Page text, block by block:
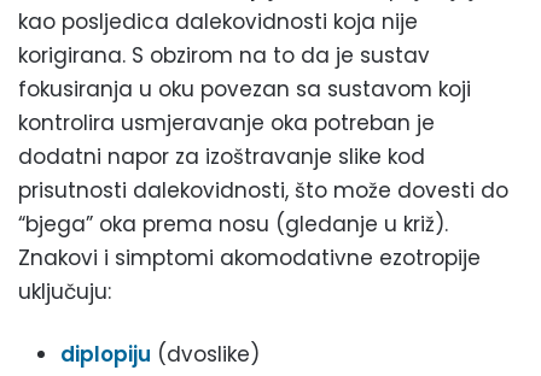
kao posljedica dalekovidnosti koja nije
korigirana. S obzirom na to da je sustav
fokusiranja u oku povezan sa sustavom koji
kontrolira usmjeravanje oka potreban je
dodatni napor za izoštravanje slike kod
prisutnosti dalekovidnosti, što može dovesti do
“bjega” oka prema nosu (gledanje u križ).
Znakovi i simptomi akomodativne ezotropije
uključuju:
diplopiju (dvoslike)